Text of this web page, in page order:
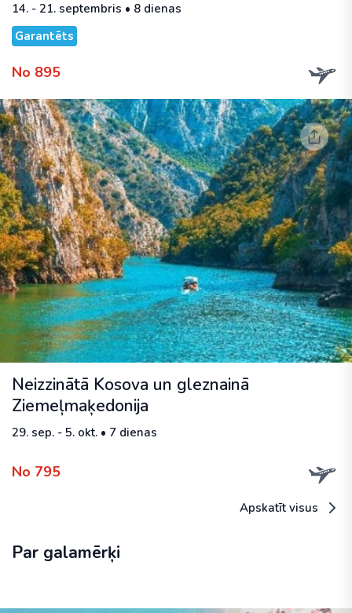
14. - 21. septembris • 8 dienas
Garantēts
No 895
Neizzinātā Kosova un gleznainā
Ziemeļmaķedonija
29. sep. - 5. okt. • 7 dienas
No 795
Apskatīt visus
Par galamērķi